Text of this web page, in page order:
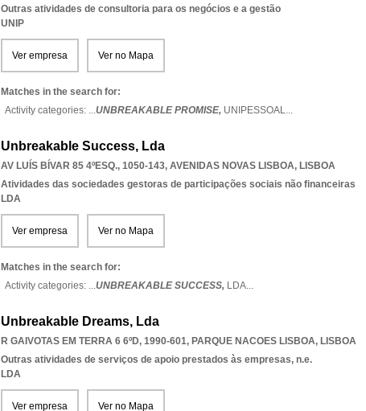
Outras atividades de consultoria para os negócios e a gestão
UNIP
Ver empresa Ver no Mapa
Matches in the search for:
Activity categories: ...UNBREAKABLE PROMISE, UNIPESSOAL...
Unbreakable Success, Lda
AV LUÍS BÍVAR 85 4ºESQ., 1050-143, AVENIDAS NOVAS LISBOA, LISBOA
Atividades das sociedades gestoras de participações sociais não financeiras
LDA
Ver empresa Ver no Mapa
Matches in the search for:
Activity categories: ...UNBREAKABLE SUCCESS, LDA...
Unbreakable Dreams, Lda
R GAIVOTAS EM TERRA 6 6ºD, 1990-601, PARQUE NACOES LISBOA, LISBOA
Outras atividades de serviços de apoio prestados às empresas, n.e.
LDA
Ver empresa Ver no Mapa